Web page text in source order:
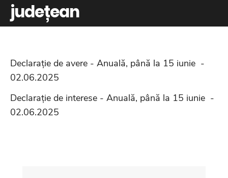
județean
Declarație de avere - Anuală, până la 15 iunie -
02.06.2025
Declarație de interese - Anuală, până la 15 iunie -
02.06.2025